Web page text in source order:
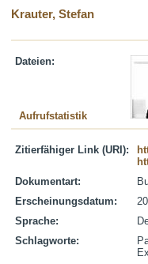
Krauter, Stefan
Dateien:
Aufrufstatistik
Zitierfähiger Link (URI):
Dokumentart:
Erscheinungsdatum:
Sprache:
Schlagworte: